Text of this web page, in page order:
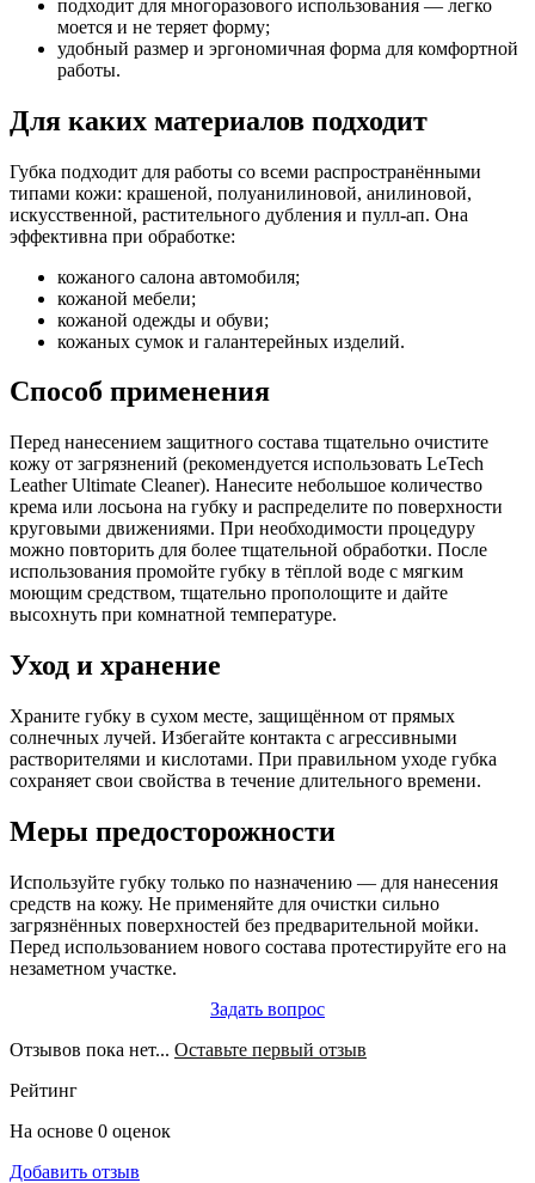
подходит для многоразового использования — легко
моется и не теряет форму;
удобный размер и эргономичная форма для комфортной
работы.
Для каких материалов подходит
Губка подходит для работы со всеми распространёнными
типами кожи: крашеной, полуанилиновой, анилиновой,
искусственной, растительного дубления и пулл-ап. Она
эффективна при обработке:
кожаного салона автомобиля;
кожаной мебели;
кожаной одежды и обуви;
кожаных сумок и галантерейных изделий.
Способ применения
Перед нанесением защитного состава тщательно очистите
кожу от загрязнений (рекомендуется использовать LeTech
Leather Ultimate Cleaner). Нанесите небольшое количество
крема или лосьона на губку и распределите по поверхности
круговыми движениями. При необходимости процедуру
можно повторить для более тщательной обработки. После
использования промойте губку в тёплой воде с мягким
моющим средством, тщательно прополощите и дайте
высохнуть при комнатной температуре.
Уход и хранение
Храните губку в сухом месте, защищённом от прямых
солнечных лучей. Избегайте контакта с агрессивными
растворителями и кислотами. При правильном уходе губка
сохраняет свои свойства в течение длительного времени.
Меры предосторожности
Используйте губку только по назначению — для нанесения
средств на кожу. Не применяйте для очистки сильно
загрязнённых поверхностей без предварительной мойки.
Перед использованием нового состава протестируйте его на
незаметном участке.
Задать вопрос
Отзывов пока нет... Оставьте первый отзыв
Рейтинг
На основе 0 оценок
Добавить отзыв